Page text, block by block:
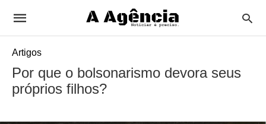
Artigos
Por que o bolsonarismo devora seus
próprios filhos?